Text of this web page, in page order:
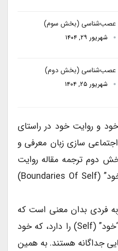
عصب‌شناسی (بخش سوم)
شهریور ۲۹, ۱۴۰۴
عصب‌شناسی (بخش دوم)
شهریور ۲۵, ۱۴۰۴
و روایت خود در راستای
سازی زبان معرفی و
دوم ترجمه مقاله روایت
خود با عنوان “مرزهای خود” (boundaries Of Self)
فردی بدان معنی است که
یک فرد تجربیات فردی “خود” (Self) را دارد، که خود
جداگانه هستند. به همین